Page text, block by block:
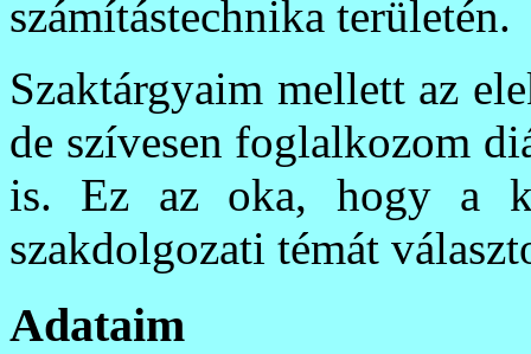
számítástechnika területén.
Szaktárgyaim mellett az
de szívesen foglalkozom
is. Ez az oka, hogy a
szakdolgozati témát
Adataim